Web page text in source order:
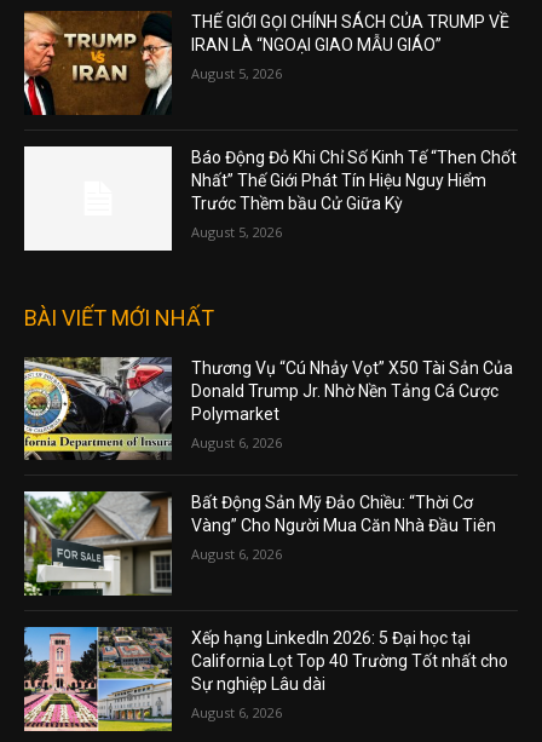
THẾ GIỚI GỌI CHÍNH SÁCH CỦA TRUMP VỀ
IRAN LÀ “NGOẠI GIAO MẪU GIÁO”
August 5, 2026
Báo Động Đỏ Khi Chỉ Số Kinh Tế “Then Chốt
Nhất” Thế Giới Phát Tín Hiệu Nguy Hiểm
Trước Thềm bầu Cử Giữa Kỳ
August 5, 2026
BÀI VIẾT MỚI NHẤT
Thương Vụ “Cú Nhảy Vọt” X50 Tài Sản Của
Donald Trump Jr. Nhờ Nền Tảng Cá Cược
Polymarket
August 6, 2026
Bất Động Sản Mỹ Đảo Chiều: “Thời Cơ
Vàng” Cho Người Mua Căn Nhà Đầu Tiên
August 6, 2026
Xếp hạng LinkedIn 2026: 5 Đại học tại
California Lọt Top 40 Trường Tốt nhất cho
Sự nghiệp Lâu dài
August 6, 2026